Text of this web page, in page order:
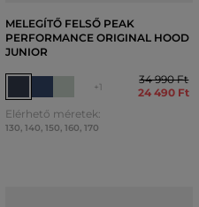
MELEGÍTŐ FELSŐ PEAK
PERFORMANCE ORIGINAL HOOD
JUNIOR
+1
34 990 Ft
24 490 Ft
Elérhető méretek:
130, 140, 150, 160, 170